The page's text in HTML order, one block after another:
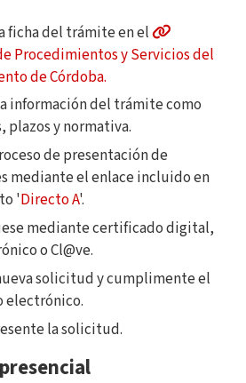
ficha del trámite en el
Procedimientos y Servicios del
de Córdoba.
información del trámite como
plazos y normativa.
de presentación de
mediante el enlace incluido en
'Directo A'.
mediante certificado digital,
o Cl@ve.
solicitud y cumplimente el
electrónico.
la solicitud.